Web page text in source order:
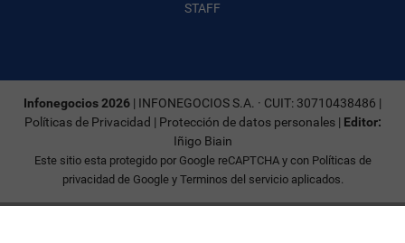
STAFF
Infonegocios 2026 | INFONEGOCIOS S.A. · CUIT: 30710438486 |
Políticas de Privacidad | Protección de datos personales| Editor:
Iñigo Biain
Este sitio esta protegido por Google reCAPTCHA y con Políticas de
privacidad de Googley Terminos del servicioaplicados.